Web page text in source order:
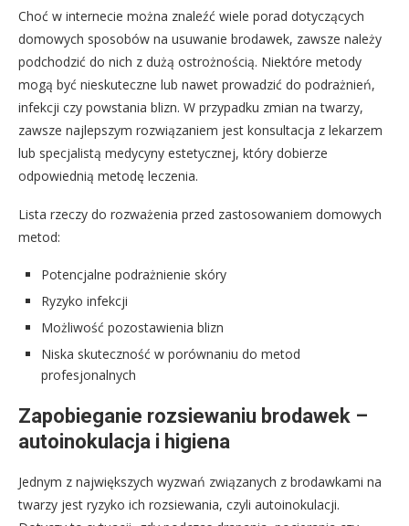
Choć w internecie można znaleźć wiele porad dotyczących
domowych sposobów na usuwanie brodawek, zawsze należy
podchodzić do nich z dużą ostrożnością. Niektóre metody
mogą być nieskuteczne lub nawet prowadzić do podrażnień,
infekcji czy powstania blizn. W przypadku zmian na twarzy,
zawsze najlepszym rozwiązaniem jest konsultacja z lekarzem
lub specjalistą medycyny estetycznej, który dobierze
odpowiednią metodę leczenia.
Lista rzeczy do rozważenia przed zastosowaniem domowych
metod:
Potencjalne podrażnienie skóry
Ryzyko infekcji
Możliwość pozostawienia blizn
Niska skuteczność w porównaniu do metod
profesjonalnych
Zapobieganie rozsiewaniu brodawek –
autoinokulacja i higiena
Jednym z największych wyzwań związanych z brodawkami na
twarzy jest ryzyko ich rozsiewania, czyli autoinokulacji.